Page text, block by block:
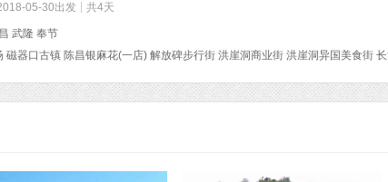
05-30出发 共4天
武隆 奉节